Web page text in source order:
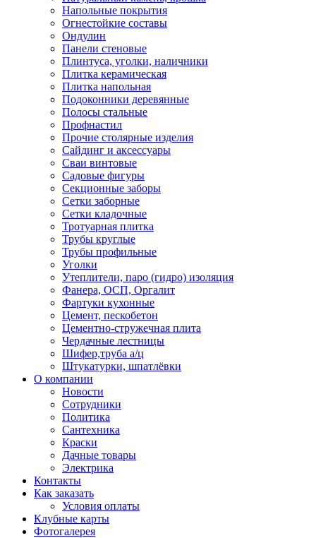
Напольные покрытия
Огнестойкие составы
Ондулин
Панели стеновые
Плинтуса, уголки, наличники
Плитка керамическая
Плитка напольная
Подоконники деревянные
Полосы стальные
Профнастил
Прочие столярные изделия
Сайдинг и аксессуары
Сваи винтовые
Садовые фигуры
Секционные заборы
Сетки заборные
Сетки кладочные
Тротуарная плитка
Трубы круглые
Трубы профильные
Уголки
Утеплители, паро (гидро) изоляция
Фанера, ОСП, Оргалит
Фартуки кухонные
Цемент, пескобетон
Цементно-стружечная плита
Чердачные лестницы
Шифер,труба а/ц
Штукатурки, шпатлёвки
О компании
Новости
Сотрудники
Политика
Сантехника
Краски
Дачные товары
Электрика
Контакты
Как заказать
Условия оплаты
Клубные карты
Фотогалерея